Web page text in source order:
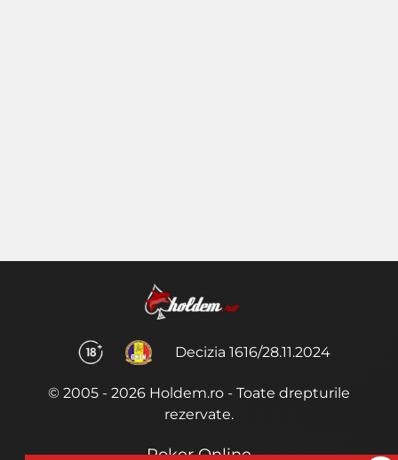
Decizia 1616/28.11.2024
© 2005 - 2026 Holdem.ro - Toate drepturile
rezervate.
Poker Online